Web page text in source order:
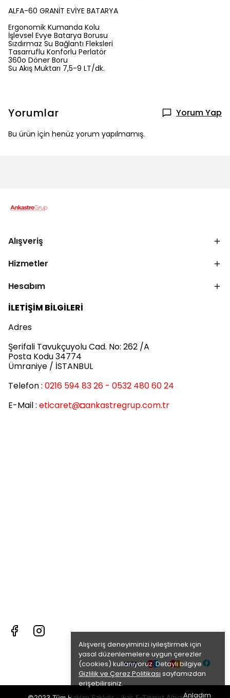
Alışveriş deneyiminizi iyileştirmek için
yasal düzenlemelere uygun çerezler
(cookies) kullanıyoruz. Detaylı bilgiye
Gizlilik ve Çerez Politikası sayfamızdan
erişebilirsiniz.
Anladım
ALFA-60 GRANİT EVİYE BATARYA
Ergonomik Kumanda Kolu
İşlevsel Evye Batarya Borusu
Sızdırmaz Su Bağlantı Fleksleri
Tasarruflu Konforlu Perlatör
360o Döner Boru
Su Akış Muktarı 7,5-9 LT/dk.
Yorumlar Yorum Yap
Bu ürün için henüz yorum yapılmamış.
Alışveriş
Hizmetler
Hesabım
İLETİŞİM BİLGİLERİ
Adres
Şerifali Tavukçuyolu Cad. No: 262 /A
Posta Kodu 34774
Ümraniye / İSTANBUL
Telefon : 0216 594 83 26 - 0532 480 60 24
E-Mail : eticaret@◘ankastregrup.com.tr